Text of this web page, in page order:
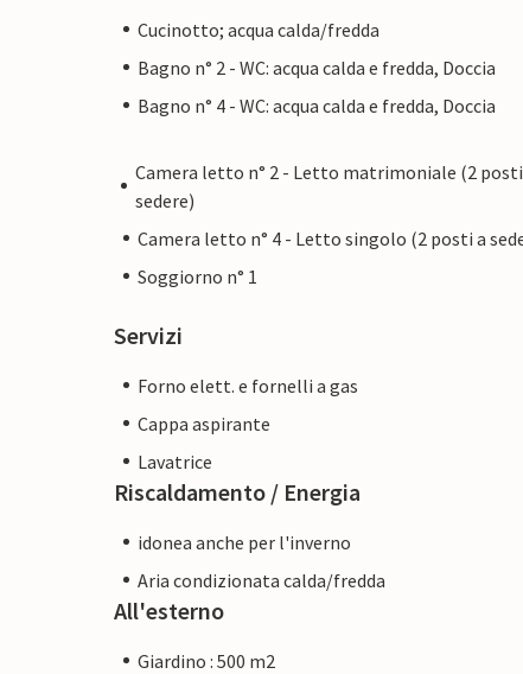
Cucinotto; acqua calda/fredda
Bagno n° 2 - WC: acqua calda e fredda, Doccia
Bagno n° 4 - WC: acqua calda e fredda, Doccia
Camera letto n° 2 - Letto matrimoniale (2
sedere)
Camera letto n° 4 - Letto singolo (2 posti a
Soggiorno n° 1
Servizi
Forno elett. e fornelli a gas
Cappa aspirante
Lavatrice
Riscaldamento / Energia
idonea anche per l'inverno
Aria condizionata calda/fredda
All'esterno
Giardino : 500 m2